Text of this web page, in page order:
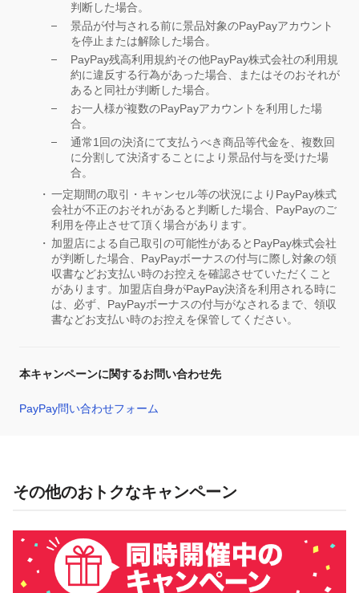
判断した場合。
景品が付与される前に景品対象のPayPayアカウント
を停止または解除した場合。
PayPay残高利用規約その他PayPay株式会社の利用規
約に違反する行為があった場合、またはそのおそれが
あると同社が判断した場合。
お一人様が複数のPayPayアカウントを利用した場
合。
通常1回の決済にて支払うべき商品等代金を、複数回
に分割して決済することにより景品付与を受けた場
合。
一定期間の取引・キャンセル等の状況によりPayPay株式
会社が不正のおそれがあると判断した場合、PayPayのご
利用を停止させて頂く場合があります。
加盟店による自己取引の可能性があるとPayPay株式会社
が判断した場合、PayPayボーナスの付与に際し対象の領
収書などお支払い時のお控えを確認させていただくこと
があります。加盟店自身がPayPay決済を利用される時に
は、必ず、PayPayボーナスの付与がなされるまで、領収
書などお支払い時のお控えを保管してください。
本キャンペーンに関するお問い合わせ先
PayPay問い合わせフォーム
その他のおトクなキャンペーン